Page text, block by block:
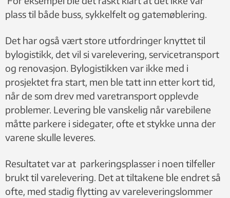
plass til både buss, sykkelfelt og gatemøblering.
Det har også vært store utfordringer knyttet til
bylogistikk, det vil si varelevering, servicetransport
og renovasjon. Bylogistikken var ikke med i
prosjektet fra start, men ble tatt inn etter kort tid,
når de som drev med varetransport opplevde
problemer. Levering ble vanskelig når varebilene
måtte parkere i sidegater, ofte et stykke unna der
varene skulle leveres.
Resultatet var at parkeringsplasser i noen tilfeller
brukt til varelevering. Det at tiltakene ble endret så
ofte, med stadig flytting av vareleveringslommer